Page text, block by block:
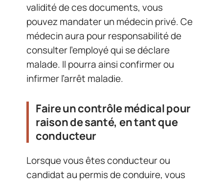
validité de ces documents, vous
pouvez mandater un médecin privé. Ce
médecin aura pour responsabilité de
consulter l’employé qui se déclare
malade. Il pourra ainsi confirmer ou
infirmer l’arrêt maladie.
Faire un contrôle médical pour
raison de santé, en tant que
conducteur
Lorsque vous êtes conducteur ou
candidat au permis de conduire, vous